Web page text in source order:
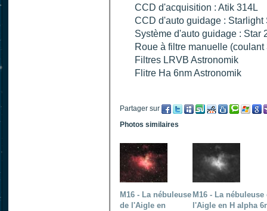
CCD d'acquisition : Atik 314L
CCD d'auto guidage : Starlight
Système d'auto guidage : Star
Roue à filtre manuelle (coulant
Filtres LRVB Astronomik
Flitre Ha 6nm Astronomik
Partager sur
Photos similaires
M16 - La nébuleuse
de l'Aigle en
M16 - La nébuleuse
l'Aigle en H alpha